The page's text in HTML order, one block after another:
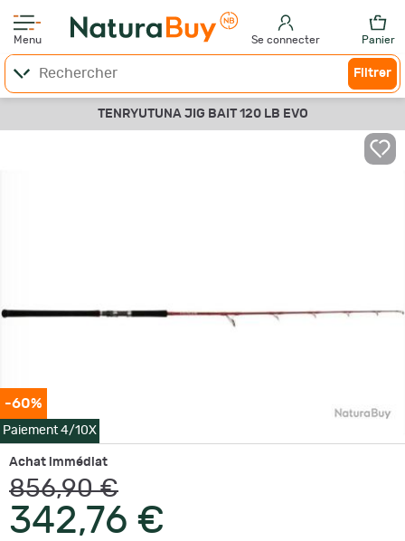
Menu Se connecter Panier
Filtrer
TENRYUTUNA JIG BAIT 120 LB EVO
-60%
Paiement 4/10X
Achat immédiat
856,90 €
342,76 €